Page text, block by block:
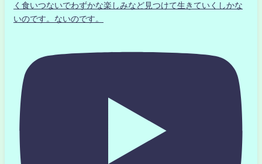
く食いつないでわずかな楽しみなど見つけて生きていくしかな
いのです。ないのです。